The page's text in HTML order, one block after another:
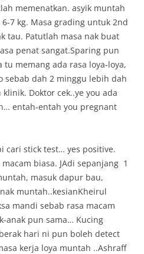
memenatkan. asyik muntah
7 kg. Masa grading untuk 2nd
tau. Patutlah masa nak buat
penat sangat.Sparing pun
tu memang ada rasa loya-loya,
sebab dah 2 minggu lebih dah
Doktor cek..ye you ada
entah-entah you pregnant
cari stick test… yes positive.
biasa. JAdi sepanjang 1
masuk dapur bau,
muntah..kesianKheirul
mandi sebab rasa macam
anak pun sama… Kucing
hari ni pun boleh detect
kerja loya muntah ..Ashraff